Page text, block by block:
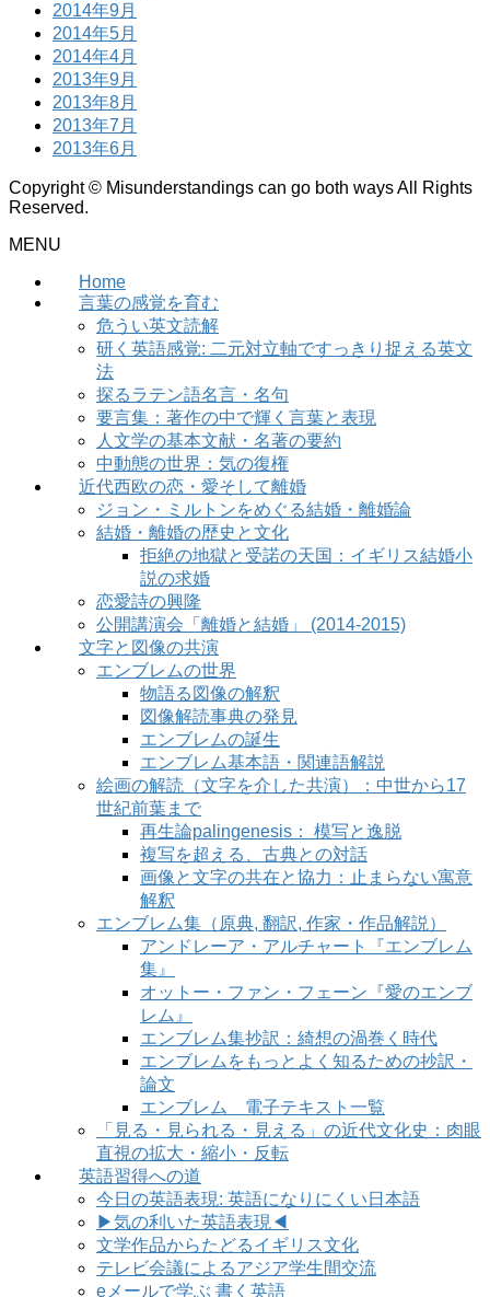
2014年9月
2014年5月
2014年4月
2013年9月
2013年8月
2013年7月
2013年6月
Copyright © Misunderstandings can go both ways All Rights
Reserved.
MENU
Home
言葉の感覚を育む
危うい英文読解
研く英語感覚: 二元対立軸ですっきり捉える英文
法
探るラテン語名言・名句
要言集：著作の中で輝く言葉と表現
人文学の基本文献・名著の要約
中動態の世界：気の復権
近代西欧の恋・愛そして離婚
ジョン・ミルトンをめぐる結婚・離婚論
結婚・離婚の歴史と文化
拒絶の地獄と受諾の天国：イギリス結婚小
説の求婚
恋愛詩の興隆
公開講演会「離婚と結婚」 (2014-2015)
文字と図像の共演
エンブレムの世界
物語る図像の解釈
図像解読事典の発見
エンブレムの誕生
エンブレム基本語・関連語解説
絵画の解読（文字を介した共演）：中世から17
世紀前葉まで
再生論palingenesis： 模写と逸脱
複写を超える、古典との対話
画像と文字の共在と協力：止まらない寓意
解釈
エンブレム集（原典, 翻訳, 作家・作品解説）
アンドレーア・アルチャート『エンブレム
集』
オットー・ファン・フェーン『愛のエンブ
レム』
エンブレム集抄訳：綺想の渦巻く時代
エンブレムをもっとよく知るための抄訳・
論文
エンブレム 電子テキスト一覧
「見る・見られる・見える」の近代文化史：肉眼
直視の拡大・縮小・反転
英語習得への道
今日の英語表現: 英語になりにくい日本語
▶気の利いた英語表現◀
文学作品からたどるイギリス文化
テレビ会議によるアジア学生間交流
eメールで学ぶ 書く英語